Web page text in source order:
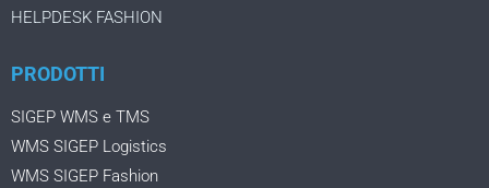
HELPDESK FASHION
PRODOTTI
SIGEP WMS e TMS
WMS SIGEP Logistics
WMS SIGEP Fashion